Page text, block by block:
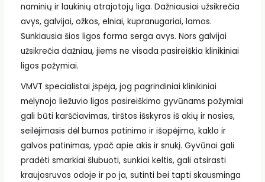
naminių ir laukinių atrajotojų liga. Dažniausiai užsikrečia
avys, galvijai, ožkos, elniai, kupranugariai, lamos.
Sunkiausia šios ligos forma serga avys. Nors galvijai
užsikrečia dažniau, jiems ne visada pasireiškia klinikiniai
ligos požymiai.
VMVT specialistai įspėja, jog pagrindiniai klinikiniai
mėlynojo liežuvio ligos pasireiškimo gyvūnams požymiai
gali būti karščiavimas, tirštos išskyros iš akių ir nosies,
seilėjimasis dėl burnos patinimo ir išopėjimo, kaklo ir
galvos patinimas, ypač apie akis ir snukį. Gyvūnai gali
pradėti smarkiai šlubuoti, sunkiai keltis, gali atsirasti
kraujosruvos odoje ir po ja, sutinti bei tapti skausminga